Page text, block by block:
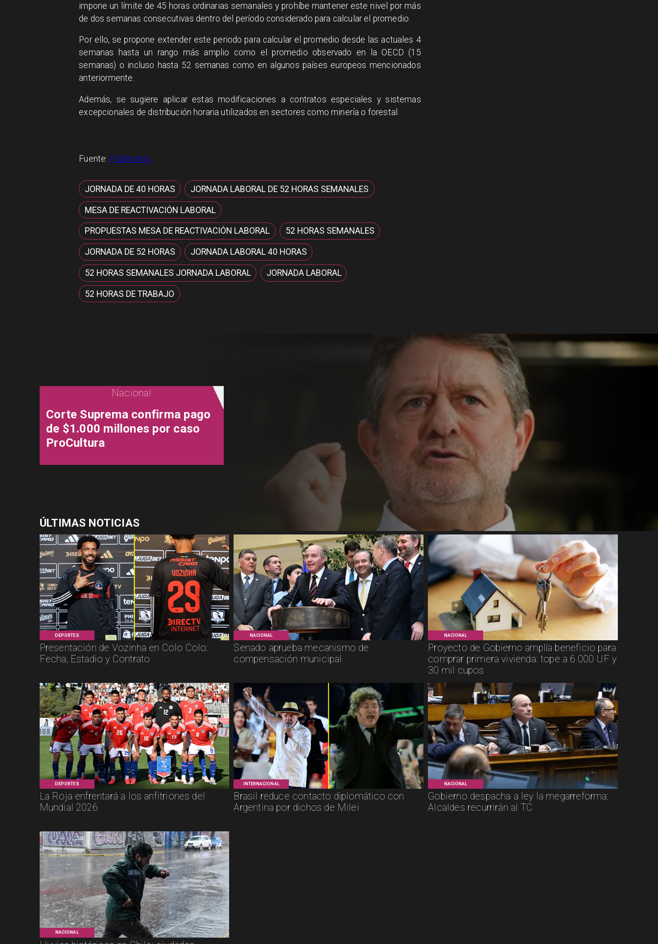
impone un límite de 45 horas ordinarias semanales y prohíbe mantener este nivel por más
de dos semanas consecutivas dentro del período considerado para calcular el promedio.
Por ello, se propone extender este periodo para calcular el promedio desde las actuales 4
semanas hasta un rango más amplio como el promedio observado en la OECD (15
semanas) o incluso hasta 52 semanas como en algunos países europeos mencionados
anteriormente.
Además, se sugiere aplicar estas modificaciones a contratos especiales y sistemas
excepcionales de distribución horaria utilizados en sectores como minería o forestal.
Fuente: Publimetro
JORNADA DE 40 HORAS JORNADA LABORAL DE 52 HORAS SEMANALES
MESA DE REACTIVACIÓN LABORAL
PROPUESTAS MESA DE REACTIVACIÓN LABORAL 52 HORAS SEMANALES
JORNADA DE 52 HORAS JORNADA LABORAL 40 HORAS
52 HORAS SEMANALES JORNADA LABORAL JORNADA LABORAL
52 HORAS DE TRABAJO
DEPORTES
Presentación de Vozinha en Colo Colo:
Fecha, Estadio y Contrato
NACIONAL
Senado aprueba mecanismo de
compensación municipal
NACIONAL
Proyecto de Gobierno amplía beneficio para
comprar primera vivienda: tope a 6.000 UF y
30 mil cupos
DEPORTES
La Roja enfrentará a los anfitriones del
Mundial 2026
INTERNACIONAL
Brasil reduce contacto diplomático con
Argentina por dichos de Milei
NACIONAL
Gobierno despacha a ley la megarreforma:
Alcaldes recurrirán al TC
NACIONAL
Nacional
Corte Suprema confirma pago
de $1.000 millones por caso
ProCultura
ÚLTIMAS NOTICIAS